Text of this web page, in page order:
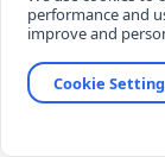
Pazarın
daha düşük
oluşturdu. C
payı alırken,
paya ulaştı.